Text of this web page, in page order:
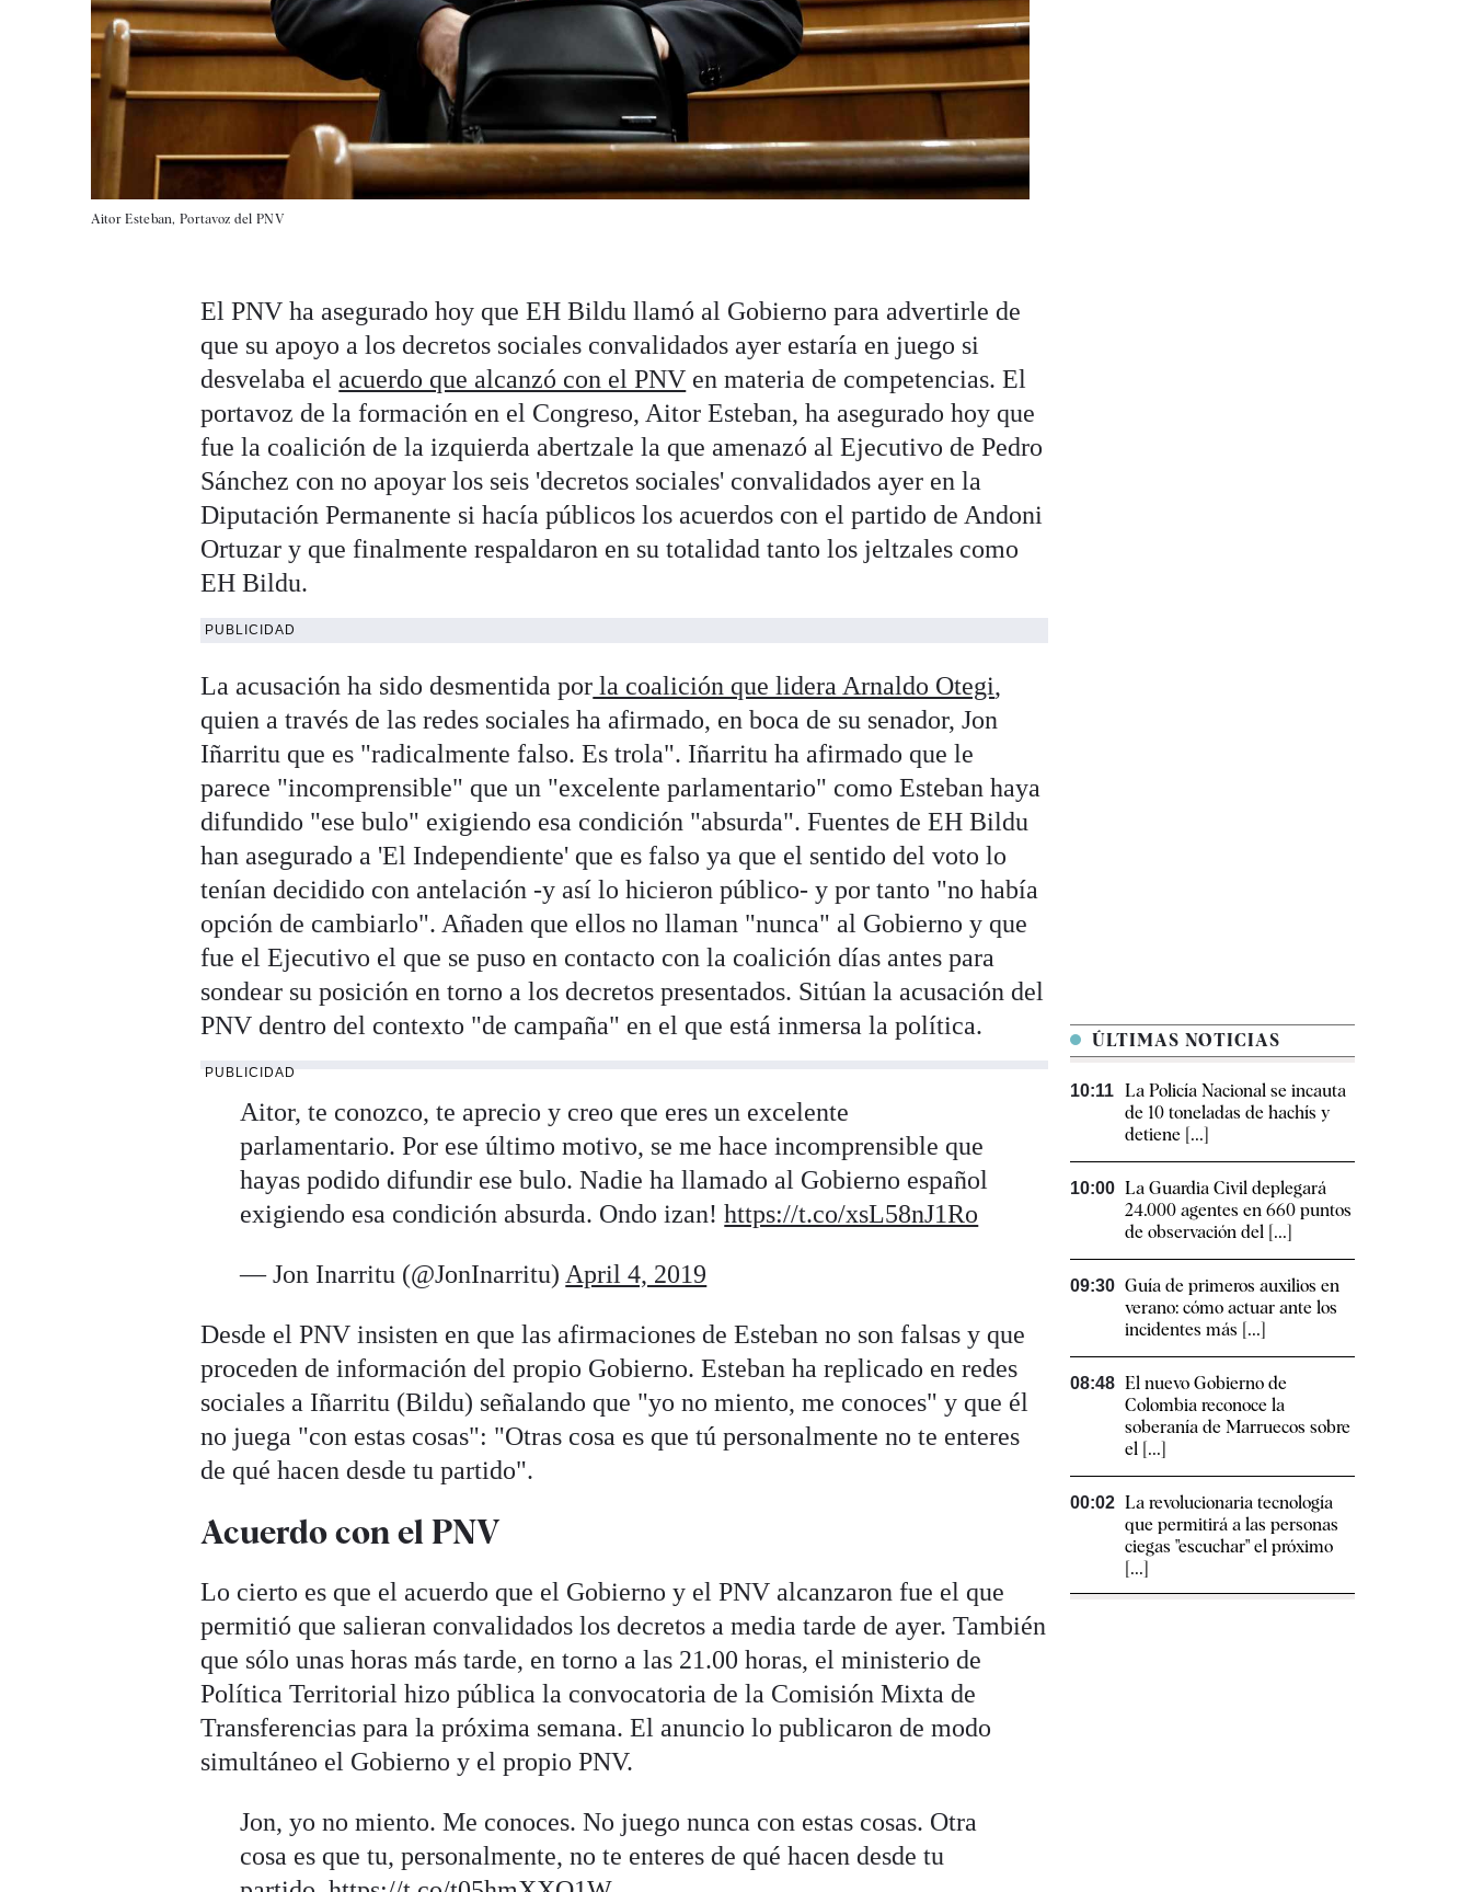
Aitor Esteban, Portavoz del PNV
El PNV ha asegurado hoy que EH Bildu llamó al Gobierno para advertirle de
que su apoyo a los decretos sociales convalidados ayer estaría en juego si
desvelaba el acuerdo que alcanzó con el PNV en materia de competencias. El
portavoz de la formación en el Congreso, Aitor Esteban, ha asegurado hoy que
fue la coalición de la izquierda abertzale la que amenazó al Ejecutivo de Pedro
Sánchez con no apoyar los seis 'decretos sociales' convalidados ayer en la
Diputación Permanente si hacía públicos los acuerdos con el partido de Andoni
Ortuzar y que finalmente respaldaron en su totalidad tanto los jeltzales como
EH Bildu.
PUBLICIDAD
La acusación ha sido desmentida por la coalición que lidera Arnaldo Otegi,
quien a través de las redes sociales ha afirmado, en boca de su senador, Jon
Iñarritu que es "radicalmente falso. Es trola". Iñarritu ha afirmado que le
parece "incomprensible" que un "excelente parlamentario" como Esteban haya
difundido "ese bulo" exigiendo esa condición "absurda". Fuentes de EH Bildu
han asegurado a 'El Independiente' que es falso ya que el sentido del voto lo
tenían decidido con antelación -y así lo hicieron público- y por tanto "no había
opción de cambiarlo". Añaden que ellos no llaman "nunca" al Gobierno y que
fue el Ejecutivo el que se puso en contacto con la coalición días antes para
sondear su posición en torno a los decretos presentados. Sitúan la acusación del
PNV dentro del contexto "de campaña" en el que está inmersa la política.
PUBLICIDAD
Aitor, te conozco, te aprecio y creo que eres un excelente
parlamentario. Por ese último motivo, se me hace incomprensible que
hayas podido difundir ese bulo. Nadie ha llamado al Gobierno español
exigiendo esa condición absurda. Ondo izan!https://t.co/xsL58nJ1Ro
— Jon Inarritu (@JonInarritu)April 4, 2019
Desde el PNV insisten en que las afirmaciones de Esteban no son falsas y que
proceden de información del propio Gobierno. Esteban ha replicado en redes
sociales a Iñarritu (Bildu) señalando que "yo no miento, me conoces" y que él
no juega "con estas cosas": "Otras cosa es que tú personalmente no te enteres
de qué hacen desde tu partido".
Acuerdo con el PNV
Lo cierto es que el acuerdo que el Gobierno y el PNV alcanzaron fue el que
permitió que salieran convalidados los decretos a media tarde de ayer. También
que sólo unas horas más tarde, en torno a las 21.00 horas, el ministerio de
Política Territorial hizo pública la convocatoria de la Comisión Mixta de
Transferencias para la próxima semana. El anuncio lo publicaron de modo
simultáneo el Gobierno y el propio PNV.
Jon, yo no miento. Me conoces. No juego nunca con estas cosas. Otra
cosa es que tu, personalmente, no te enteres de qué hacen desde tu
ÚLTIMAS NOTICIAS
10:11 La Policía Nacional se incauta
de 10 toneladas de hachís y
detiene [...]
10:00 La Guardia Civil deplegará
24.000 agentes en 660 puntos
de observación del [...]
09:30 Guía de primeros auxilios en
verano: cómo actuar ante los
incidentes más [...]
08:48 El nuevo Gobierno de
Colombia reconoce la
soberanía de Marruecos sobre
el [...]
00:02 La revolucionaria tecnología
que permitirá a las personas
ciegas "escuchar" el próximo
[...]